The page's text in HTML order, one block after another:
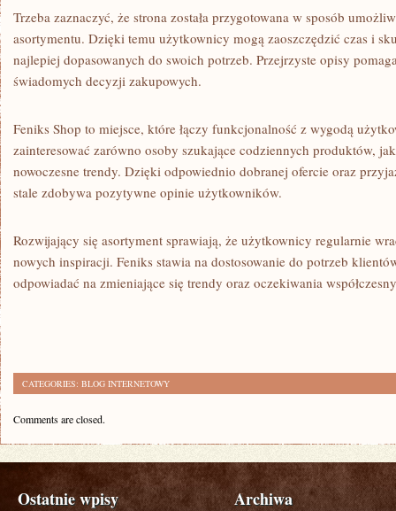
Trzeba zaznaczyć, że strona została przygotowana w sposób
asortymentu. Dzięki temu użytkownicy mogą zaoszczędzić czas i
najlepiej dopasowanych do swoich potrzeb. Przejrzyste opisy
świadomych decyzji zakupowych.
Feniks Shop to miejsce, które łączy funkcjonalność z wygodą
zainteresować zarówno osoby szukające codziennych produktów,
nowoczesne trendy. Dzięki odpowiednio dobranej ofercie oraz
stale zdobywa pozytywne opinie użytkowników.
Rozwijający się asortyment sprawiają, że użytkownicy regularnie
nowych inspiracji. Feniks stawia na dostosowanie do potrzeb
odpowiadać na zmieniające się trendy oraz oczekiwania
CATEGORIES: BLOG INTERNETOWY
Comments are closed.
Ostatnie wpisy Archiwa